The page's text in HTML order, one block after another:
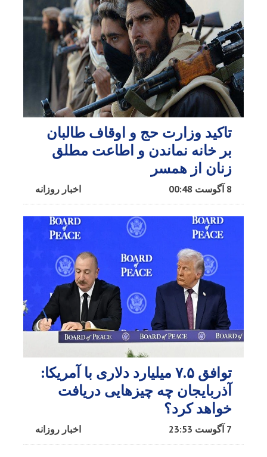
تاکید وزارت حج و اوقاف طالبان
بر خانه نماندن و اطاعت مطلق
زنان از همسر
اخبار روزانه 8 آگوست 00:48
توافق ۷.۵ میلیارد دلاری با آمریکا:
آذربایجان چه چیزهایی دریافت
خواهد کرد؟
اخبار روزانه 7 آگوست 23:53